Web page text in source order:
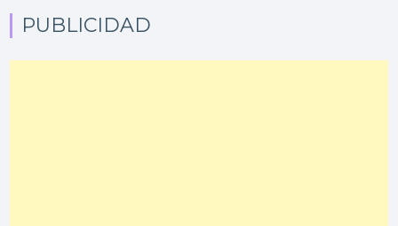
PUBLICIDAD